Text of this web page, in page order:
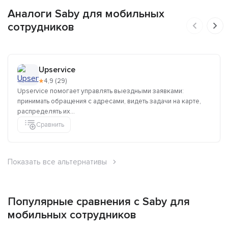
Аналоги Saby для мобильных
сотрудников
Upservice
★4,9 (29)
Upservice помогает управлять выездными заявками:
принимать обращения с адресами, видеть задачи на карте,
распределять их...
Сравнить
Показать все альтернативы
Популярные сравнения с Saby для
мобильных сотрудников